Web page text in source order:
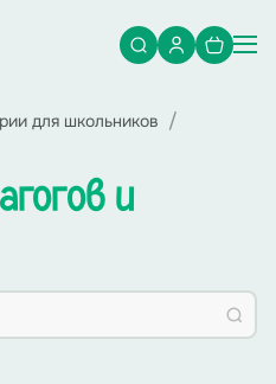
для школьников
и